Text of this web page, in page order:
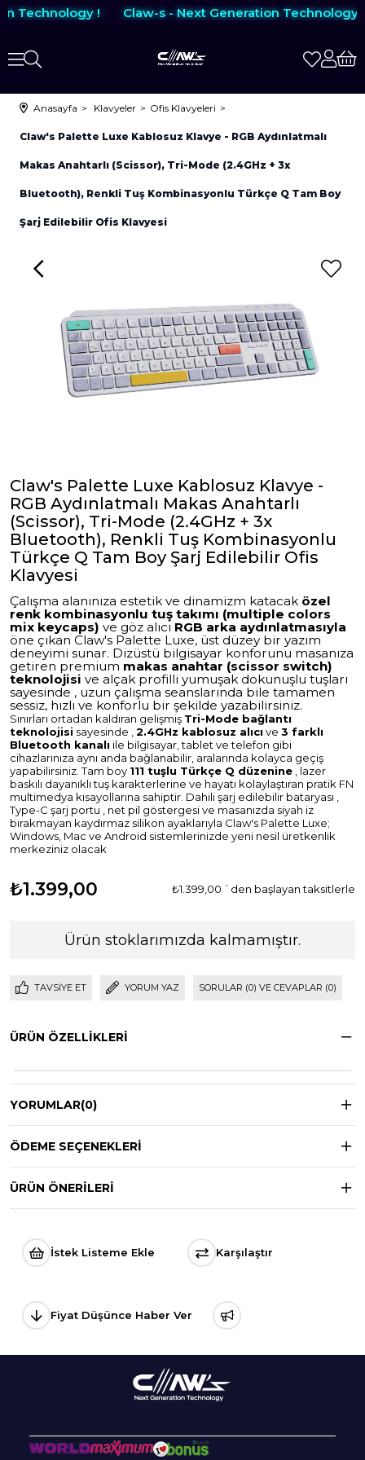
Technology ! Claw-s - Next Generation Technology !
Anasayfa Klavyeler Ofis Klavyeleri
Claw's Palette Luxe Kablosuz Klavye - RGB Aydınlatmalı
Makas Anahtarlı (Scissor), Tri-Mode (2.4GHz + 3x
Bluetooth), Renkli Tuş Kombinasyonlu Türkçe Q Tam Boy
Şarj Edilebilir Ofis Klavyesi
Claw's Palette Luxe Kablosuz Klavye -
RGB Aydınlatmalı Makas Anahtarlı
(Scissor), Tri-Mode (2.4GHz + 3x
Bluetooth), Renkli Tuş Kombinasyonlu
Türkçe Q Tam Boy Şarj Edilebilir Ofis
Klavyesi
Çalışma alanınıza estetik ve dinamizm katacak özel
renk kombinasyonlu tuş takımı (multiple colors
mix keycaps) ve göz alıcı RGB arka aydınlatmasıyla
öne çıkan Claw's Palette Luxe, üst düzey bir yazım
deneyimi sunar. Dizüstü bilgisayar konforunu masanıza
getiren premium makas anahtar (scissor switch)
teknolojisi ve alçak profilli yumuşak dokunuşlu tuşları
sayesinde , uzun çalışma seanslarında bile tamamen
sessiz, hızlı ve konforlu bir şekilde yazabilirsiniz.
Sınırları ortadan kaldıran gelişmiş Tri-Mode bağlantı
teknolojisi sayesinde 2.4GHz kablosuz alıcı ve 3 farklı
Bluetooth kanalı ile bilgisayar, tablet ve telefon gibi
cihazlarınıza aynı anda bağlanabilir, aralarında kolayca geçiş
yapabilirsiniz . Tam boy 111 tuşlu Türkçe Q düzenine
, lazer
baskılı dayanıklı tuş karakterlerine ve hayatı kolaylaştıran pratik FN
multimedya kısayollarına sahiptir . Dahili şarj edilebilir bataryası
Type-C şarj portu
, net pil göstergesive masanızda siyah iz
bırakmayan kaydırmaz silikon ayaklarıyla Claw's Palette Luxe;
Windows, Mac ve Android sistemlerinizde yeni nesil üretkenlik
merkeziniz olacak
₺1.399,00 ₺1.399,00 `den başlayan taksitlerle
Ürün stoklarımızda kalmamıştır.
TAVSIYE ET YORUM YAZ SORULAR (0) VE CEVAPLAR (0)
ÜRÜN ÖZELLIKLERI
YORUMLAR(0)
ÖDEME SEÇENEKLERI
ÜRÜN ÖNERILERI
İstek Listeme Ekle Karşılaştır
Fiyat Düşünce Haber Ver